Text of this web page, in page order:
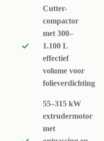
strand- of water-
ring-pelletisering
voor gewassen
PE/PP-film, raffia
en geweven zakken.
Cutter-
compactor
met 300–
1.100 L
effectief
volume voor
folieverdichting
55–315 kW
extrudermotor
met